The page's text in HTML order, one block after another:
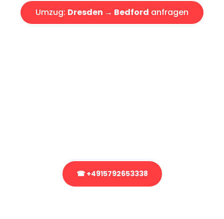
Umzug: Dresden → Bedford anfragen
☎ +4915792653338